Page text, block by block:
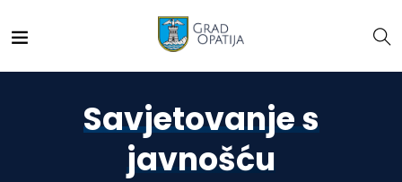
Savjetovanje s
javnošću